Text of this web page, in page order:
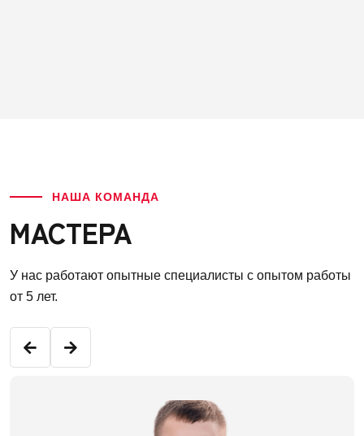
НАША КОМАНДА
МАСТЕРА
У нас работают опытные специалисты с опытом работы
от 5 лет.